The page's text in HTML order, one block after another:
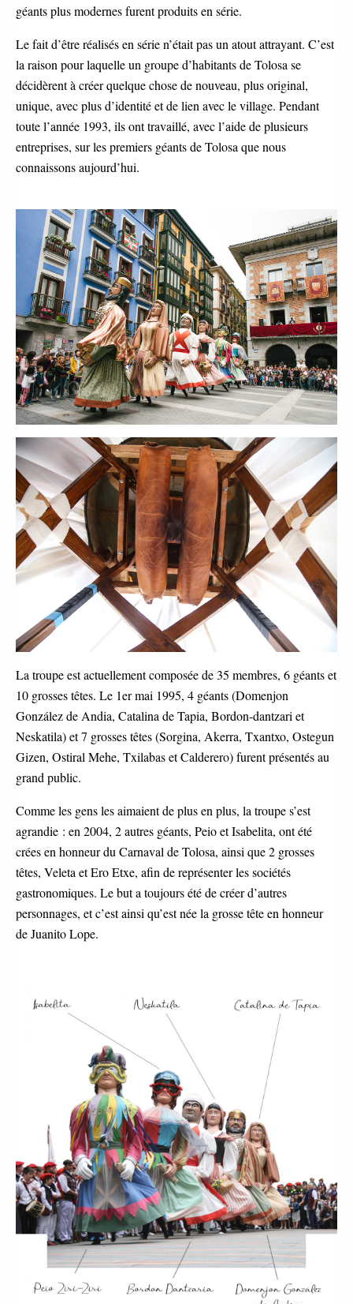
géants plus modernes furent produits en série.
Le fait d’être réalisés en série n’était pas un atout attrayant. C’est
la raison pour laquelle un groupe d’habitants de Tolosa se
décidèrent à créer quelque chose de nouveau, plus original,
unique, avec plus d’identité et de lien avec le village. Pendant
toute l’année 1993, ils ont travaillé, avec l’aide de plusieurs
entreprises, sur les premiers géants de Tolosa que nous
connaissons aujourd’hui.
La troupe est actuellement composée de 35 membres, 6 géants et
10 grosses têtes. Le 1er mai 1995, 4 géants (Domenjon
González de Andia, Catalina de Tapia, Bordon-dantzari et
Neskatila) et 7 grosses têtes (Sorgina, Akerra, Txantxo, Ostegun
Gizen, Ostiral Mehe, Txilabas et Calderero) furent présentés au
grand public.
Comme les gens les aimaient de plus en plus, la troupe s’est
agrandie : en 2004, 2 autres géants, Peio et Isabelita, ont été
crées en honneur du Carnaval de Tolosa, ainsi que 2 grosses
têtes, Veleta et Ero Etxe, afin de représenter les sociétés
gastronomiques. Le but a toujours été de créer d’autres
personnages, et c’est ainsi qu’est née la grosse tête en honneur
de Juanito Lope.